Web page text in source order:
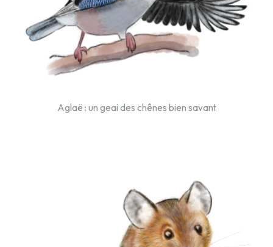
Aglaë : un geai des chênes bien savant